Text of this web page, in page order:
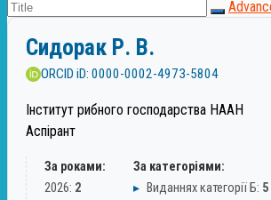
Сидорак Р. В.
ORCID iD: 0000-0002-4973-5804
Інститут рибного господарства НААН
Аспірант
За роками:
2026: 2
За категоріями:
▸ Виданнях категорії Б: 5